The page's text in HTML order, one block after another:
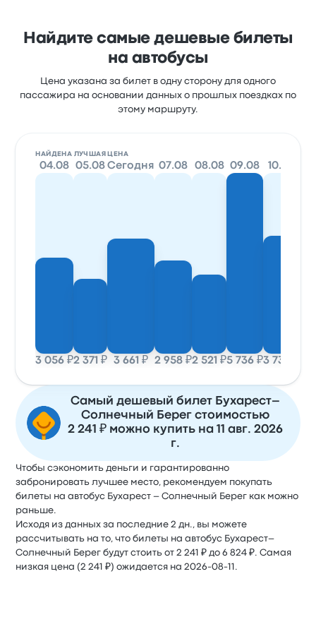
Найдите самые дешевые билеты
на автобусы
Цена указана за билет в одну сторону для одного
пассажира на основании данных о прошлых поездках по
этому маршруту.
НАЙДЕНА ЛУЧШАЯ ЦЕНА
04.08
3 056 ₽
05.08
2 371 ₽
Сегодня
3 661 ₽
07.08
2 958 ₽
08.08
2 521 ₽
09.08
5 736 ₽
10.08
3 737 ₽
Самый дешевый билет Бухарест–
Солнечный Берег стоимостью
2 241 ₽ можно купить на 11 авг. 2026
г.
Чтобы сэкономить деньги и гарантированно
забронировать лучшее место, рекомендуем покупать
билеты на автобус Бухарест – Солнечный Берег как можно
раньше.
Исходя из данных за последние 2 дн., вы можете
рассчитывать на то, что билеты на автобус Бухарест–
Солнечный Берег будут стоить от 2 241 ₽ до 6 824 ₽. Самая
низкая цена (2 241 ₽) ожидается на 2026-08-11.